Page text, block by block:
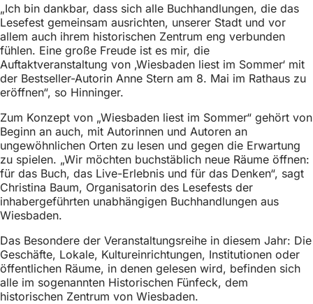
„Ich bin dankbar, dass sich alle Buchhandlungen, die das
Lesefest gemeinsam ausrichten, unserer Stadt und vor
allem auch ihrem historischen Zentrum eng verbunden
fühlen. Eine große Freude ist es mir, die
Auftaktveranstaltung von ‚Wiesbaden liest im Sommer‘ mit
der Bestseller-Autorin Anne Stern am 8. Mai im Rathaus zu
eröffnen“, so Hinninger.
Zum Konzept von „Wiesbaden liest im Sommer“ gehört von
Beginn an auch, mit Autorinnen und Autoren an
ungewöhnlichen Orten zu lesen und gegen die Erwartung
zu spielen. „Wir möchten buchstäblich neue Räume öffnen:
für das Buch, das Live-Erlebnis und für das Denken“, sagt
Christina Baum, Organisatorin des Lesefests der
inhabergeführten unabhängigen Buchhandlungen aus
Wiesbaden.
Das Besondere der Veranstaltungsreihe in diesem Jahr: Die
Geschäfte, Lokale, Kultureinrichtungen, Institutionen oder
öffentlichen Räume, in denen gelesen wird, befinden sich
alle im sogenannten Historischen Fünfeck, dem
historischen Zentrum von Wiesbaden.